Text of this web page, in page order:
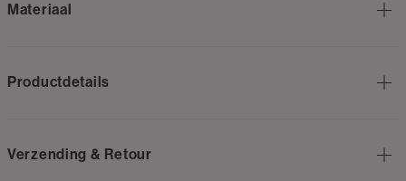
Materiaal
Productdetails
Verzending & Retour